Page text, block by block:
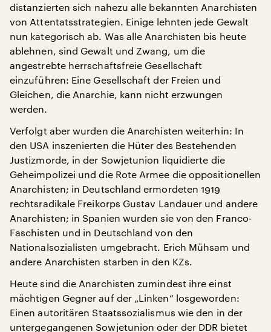
distanzierten sich nahezu alle bekannten Anarchisten
von Attentatsstrategien. Einige lehnten jede Gewalt
nun kategorisch ab. Was alle Anarchisten bis heute
ablehnen, sind Gewalt und Zwang, um die
angestrebte herrschaftsfreie Gesellschaft
einzuführen: Eine Gesellschaft der Freien und
Gleichen, die Anarchie, kann nicht erzwungen
werden.
Verfolgt aber wurden die Anarchisten weiterhin: In
den USA inszenierten die Hüter des Bestehenden
Justizmorde, in der Sowjetunion liquidierte die
Geheimpolizei und die Rote Armee die oppositionellen
Anarchisten; in Deutschland ermordeten 1919
rechtsradikale Freikorps Gustav Landauer und andere
Anarchisten; in Spanien wurden sie von den Franco-
Faschisten und in Deutschland von den
Nationalsozialisten umgebracht. Erich Mühsam und
andere Anarchisten starben in den KZs.
Heute sind die Anarchisten zumindest ihre einst
mächtigen Gegner auf der „Linken“ losgeworden:
Einen autoritären Staatssozialismus wie den in der
untergegangenen Sowjetunion oder der DDR bietet